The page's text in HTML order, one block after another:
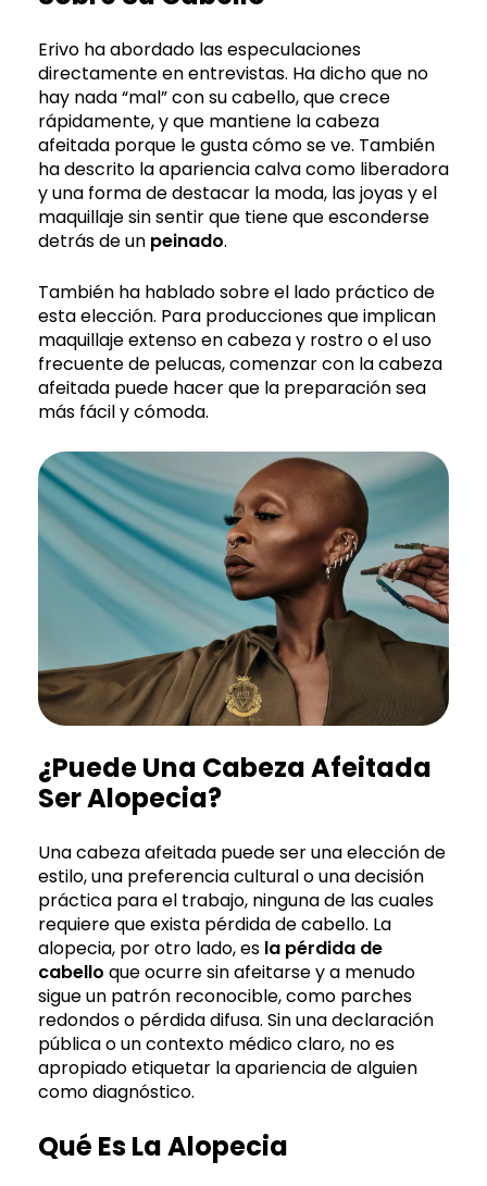
Erivo ha abordado las especulaciones
directamente en entrevistas. Ha dicho que no
hay nada “mal” con su cabello, que crece
rápidamente, y que mantiene la cabeza
afeitada porque le gusta cómo se ve. También
ha descrito la apariencia calva como liberadora
y una forma de destacar la moda, las joyas y el
maquillaje sin sentir que tiene que esconderse
detrás de un peinado.
También ha hablado sobre el lado práctico de
esta elección. Para producciones que implican
maquillaje extenso en cabeza y rostro o el uso
frecuente de pelucas, comenzar con la cabeza
afeitada puede hacer que la preparación sea
más fácil y cómoda.
¿Puede Una Cabeza Afeitada
Ser Alopecia?
Una cabeza afeitada puede ser una elección de
estilo, una preferencia cultural o una decisión
práctica para el trabajo, ninguna de las cuales
requiere que exista pérdida de cabello. La
alopecia, por otro lado, es la pérdida de
cabello que ocurre sin afeitarse y a menudo
sigue un patrón reconocible, como parches
redondos o pérdida difusa. Sin una declaración
pública o un contexto médico claro, no es
apropiado etiquetar la apariencia de alguien
como diagnóstico.
Qué Es La Alopecia